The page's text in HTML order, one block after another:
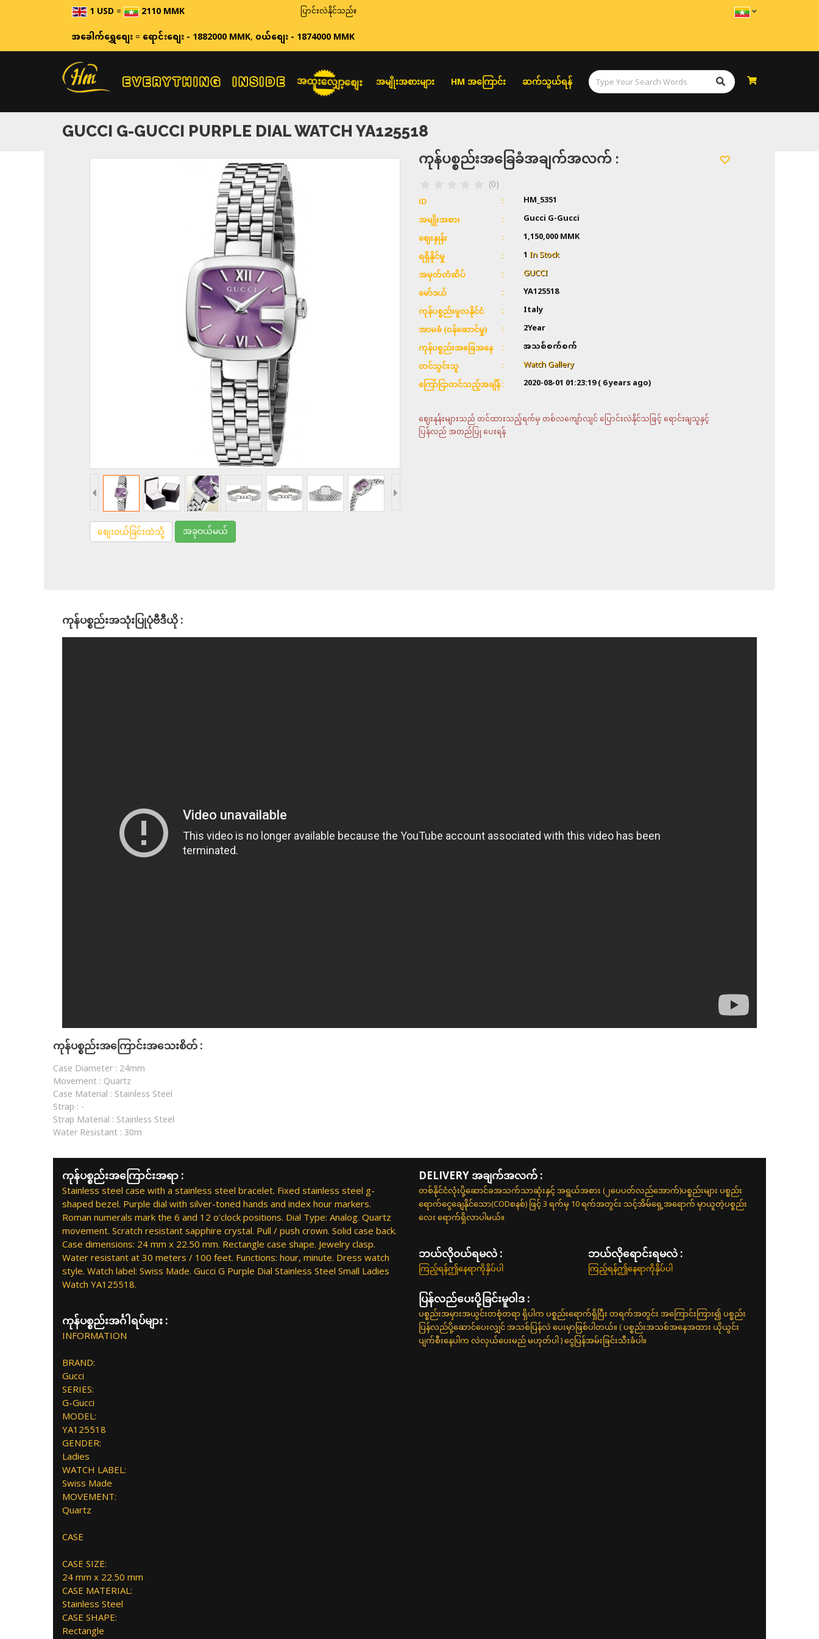
1 USD= 2110 MMK
ဈေးနှုန်းများသည် အချိန်နှင့် အမျှပြောင်းလဲနိုင်သည်။
အခေါက်ရွှေစျေး=ရောင်းစျေး - 1882000 MMK,ဝယ်စျေး - 1874000 MMK
အထူးလျှော့စျေး အမျိုးအစားများ HM အကြောင်း ဆက်သွယ်ရန်
GUCCI G-GUCCI PURPLE DIAL WATCH YA125518
ကုန်ပစ္စည်းအခြေခံအချက်အလက် :
(0)
ID HM_5351
အမျိုးအစား Gucci G-Gucci
ဈေးနှုန်း 1,150,000MMK
ရရှိနိုင်မှု 1In Stock
အမှတ်တံဆိပ် GUCCI
မော်ဒယ် YA125518
ကုန်ပစ္စည်းမူလနိုင်ငံ Italy
အာမခံ (ဝန်ဆောင်မှု) 2Year
ကုန်ပစ္စည်းအခြေအနေ အသစ်စက်စက်
တင်သွင်းသူ Watch Gallery
ကြော်ငြာတင်သည့်အချိန် 2020-08-01 01:23:19( 6 years ago)
ဈေးနုန်းများသည် တင်ထားသည့်ရက်မှ တစ်လကျော်လျင် ပြောင်းလဲနိုင်သဖြင့် ရောင်းချသူနှင့်
ပြန်လည် အတည်ပြု ပေးရန်
စျေးဝယ်ခြင်းထဲသို့ အခုဝယ်မယ်
ကုန်ပစ္စည်းအသုံးပြုပုံဗီဒီယို :
ကုန်ပစ္စည်းအကြောင်းအသေးစိတ် :
Case Diameter :24mm
Movement :Quartz
Case Material :Stainless Steel
Strap :-
Strap Material :Stainless Steel
Water Resistant :30m
ကုန်ပစ္စည်းအကြောင်းအရာ :
Stainless steel case with a stainless steel bracelet. Fixed stainless steel g-
shaped bezel. Purple dial with silver-toned hands and index hour markers.
Roman numerals mark the 6 and 12 o'clock positions. Dial Type: Analog. Quartz
movement. Scratch resistant sapphire crystal. Pull / push crown. Solid case back.
Case dimensions: 24 mm x 22.50 mm. Rectangle case shape. Jewelry clasp.
Water resistant at 30 meters / 100 feet. Functions: hour, minute. Dress watch
style. Watch label: Swiss Made. Gucci G Purple Dial Stainless Steel Small Ladies
Watch YA125518.
ကုန်ပစ္စည်းအင်္ဂါရပ်များ :
INFORMATION
BRAND:
Gucci
SERIES:
G-Gucci
MODEL:
YA125518
GENDER:
Ladies
WATCH LABEL:
Swiss Made
MOVEMENT:
Quartz
CASE
CASE SIZE:
24 mm x 22.50 mm
CASE MATERIAL:
Stainless Steel
CASE SHAPE:
Rectangle
DELIVERY အချက်အလက် :
တစ်နိုင်ငံလုံးပို့ဆောင်ခအသက်သာဆုံးနှင့် အရွယ်အစား (၂ပေပတ်လည်အောက်)ပစ္စည်းများ ပစ္စည်း
ရောက်ငွေချေနိုင်သော(CODစနစ်) ဖြင့် 3 ရက်မှ 10 ရက်အတွင်း သင့်အိမ်ရှေ့အရောက် မှာယူတဲ့ပစ္စည်း
လေး ရောက်ရှိလာပါမယ်။
ဘယ်လို၀ယ်ရမလဲ :
ကြည့်ရန်ဤနေရာကိုနှိပ်ပါ
ဘယ်လိုရောင်းရမလဲ :
ကြည့်ရန်ဤနေရာကိုနှိပ်ပါ
ပြန်လည်ပေးပို့ခြင်းမူဝါဒ :
ပစ္စည်းအမှားအယွင်းတစုံတရာ ရှိပါက ပစ္စည်းရောက်ရှိပြီး တရက်အတွင်း အကြောင်းကြား၍ ပစ္စည်း
ပြန်လည်ပို့ဆောင်ပေးလျှင် အသစ်ပြန်လဲ ပေးမှာဖြစ်ပါတယ်။ ( ပစ္စည်းအသစ်အနေအထား ယိုယွင်း
ပျက်စီးနေပါက လဲလှယ်ပေးမည် မဟုတ်ပါ ) ငွေပြန်အမ်းခြင်းသီးခံပါ။